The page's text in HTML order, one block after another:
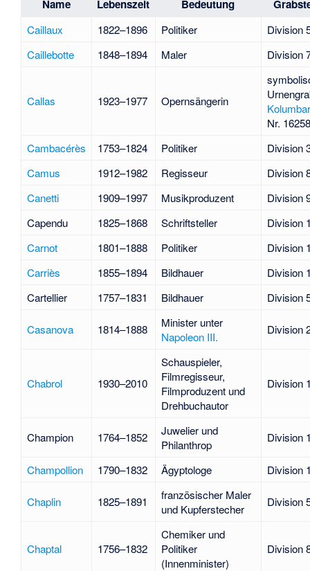
Name Lebenszeit Bedeutung
Caillaux 1822–1896 Politiker
Division
Caillebotte
1848–1894 Maler Division
Callas 1923–1977 Opernsängerin
Nr. 16258
Cambacérès
1753–1824 Politiker
Division
Camus
1912–1982 Regisseur
Division
Canetti
1909–1997 Musikproduzent
Division
Capendu
1825–1868 Schriftsteller
Division
Carnot
1801–1888 Politiker
Division
Carriès
1855–1894 Bildhauer
Division
Cartellier
1757–1831 Bildhauer Division
Casanova 1814–1888
Minister unter
Napoleon III.
Division
Chabrol 1930–2010
Schauspieler,
Filmregisseur,
Filmproduzent und
Drehbuchautor
Division
Champion 1764–1852
Juwelier und
Philanthrop
Division
Champollion 1790–1832 Ägyptologe Division
Chaplin 1825–1891
französischer Maler
und Kupferstecher
Division
Chaptal 1756–1832
Chemiker und
Politiker
(Innenminister)
Division